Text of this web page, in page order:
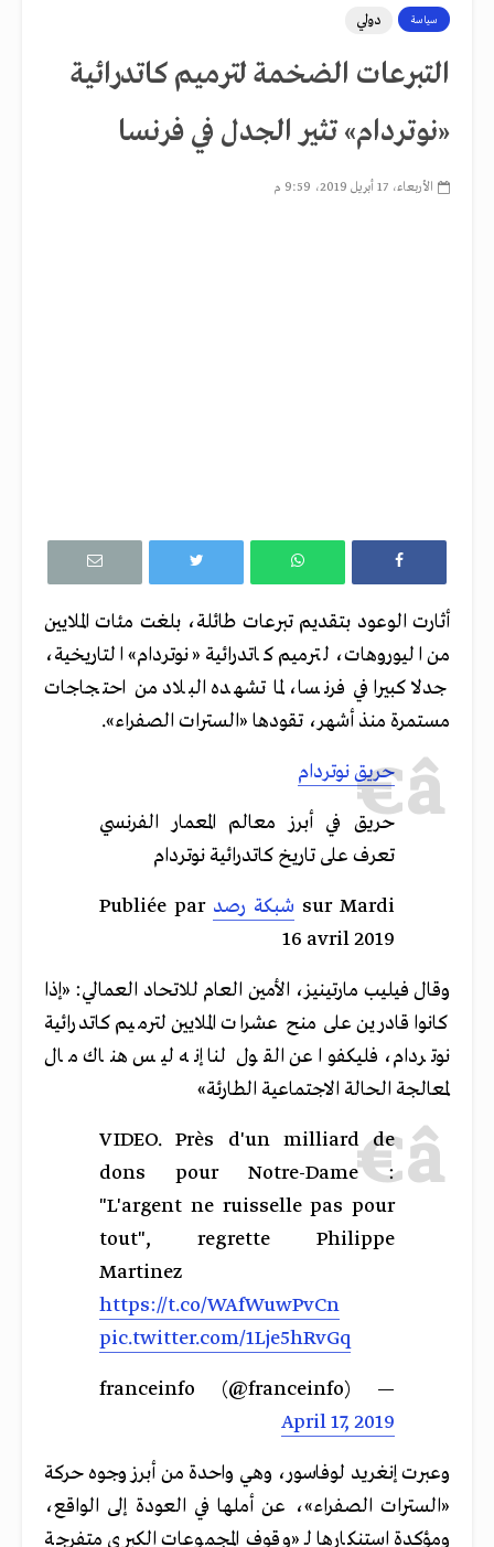
سياسة دولي
التبرعات الضخمة لترميم كاتدرائية
«نوتردام» تثير الجدل في فرنسا
الأربعاء، 17 أبريل 2019، 9:59 م
أثارت الوعود بتقديم تبرعات طائلة، بلغت مئات الملايين
من اليوروهات، لترميم كاتدرائية «نوتردام» التاريخية،
جدلا كبيرا في فرنسا، لما تشهده البلاد من احتجاجات
مستمرة منذ أشهر، تقودها «السترات الصفراء».
حريق نوتردام
حريق في أبرز معالم المعمار الفرنسي
تعرف على تاريخ كاتدرائية نوتردام
Publiée par ‎ شبكة رصد ‎ sur Mardi
16 avril 2019
وقال فيليب مارتينيز، الأمين العام للاتحاد العمالي: «إذا
كانوا قادرين على منح عشرات الملايين لترميم كاتدرائية
نوتردام، فليكفوا عن القول لنا إنه ليس هناك مال
لمعالجة الحالة الاجتماعية الطارئة»
VIDEO. Près d'un milliard de
dons pour Notre-Dame :
"L'argent ne ruisselle pas pour
tout", regrette Philippe
Martinez
https://t.co/WAfWuwPvCn
pic.twitter.com/1Lje5hRvGq
— franceinfo (@franceinfo)
April 17, 2019
وعبرت إنغريد لوفاسور، وهي واحدة من أبرز وجوه حركة
«السترات الصفراء»، عن أملها في العودة إلى الواقع،
ومؤكدة استنكارها لـ «وقوف المجموعات الكبرى متفرجة